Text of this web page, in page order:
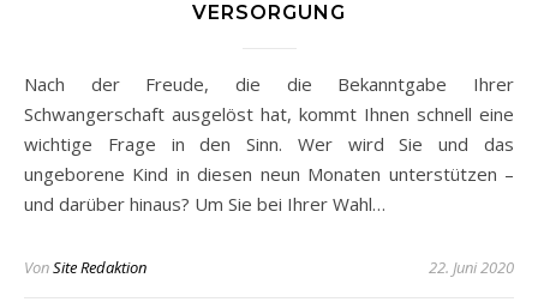
VERSORGUNG
Nach der Freude, die die Bekanntgabe Ihrer
Schwangerschaft ausgelöst hat, kommt Ihnen schnell eine
wichtige Frage in den Sinn. Wer wird Sie und das
ungeborene Kind in diesen neun Monaten unterstützen –
und darüber hinaus? Um Sie bei Ihrer Wahl…
VonSite Redaktion 22. Juni 2020